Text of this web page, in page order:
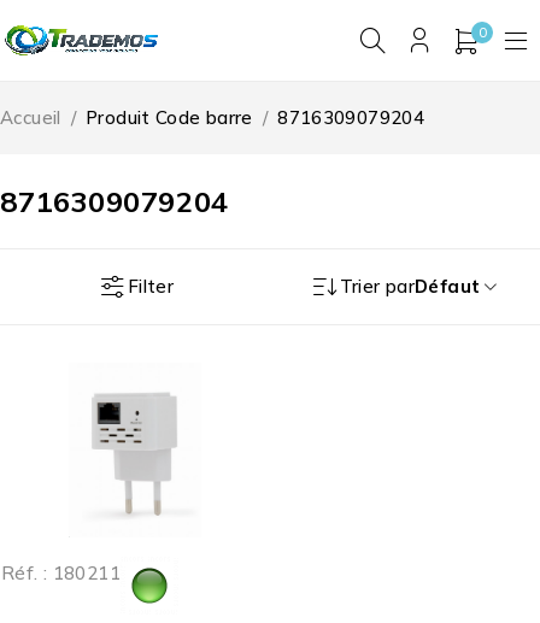
0
8716309079204
Accueil / Produit Code barre / 8716309079204
Filter Trier parDéfaut
Réf. : 180211